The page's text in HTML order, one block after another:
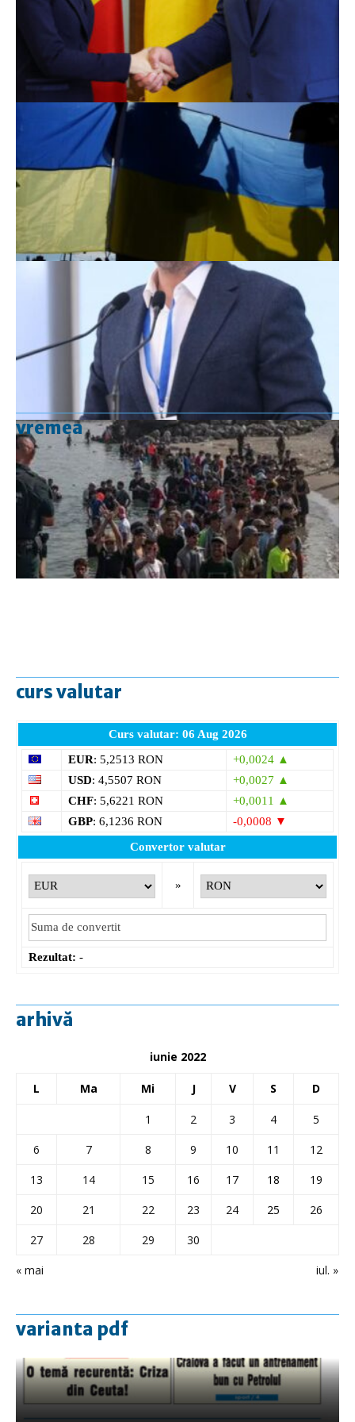
vremea
curs valutar
Curs valutar: 06 Aug 2026
EUR: 5,2513 RON
+0,0024 ▲
USD: 4,5507 RON
+0,0027 ▲
CHF: 5,6221 RON
+0,0011 ▲
GBP: 6,1236 RON
-0,0008 ▼
Convertor valutar
»
Rezultat: -
arhivă
iunie 2022
L Ma Mi J V S D
« mai iul. »
1 2 3 4
5
6
7 8 9 10 11
12
13
14 15 16 17 18
19
20
21 22 23 24 25
26
27
28 29 30
varianta pdf